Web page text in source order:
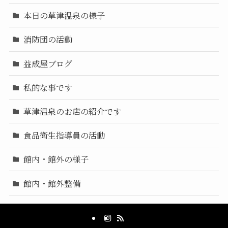
本日の草津温泉の様子
消防団の活動
益成屋ブログ
私的な事です
草津温泉のお店の紹介です
食品衛生指導員の活動
館内・館外の様子
館内・館外整備